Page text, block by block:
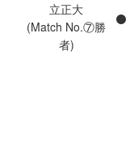
立正大
(Match No.⑦勝
者)